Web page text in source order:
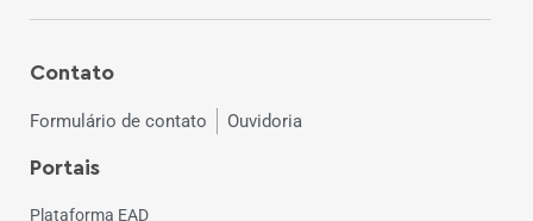
Contato
Formulário de contato Ouvidoria
Portais
Plataforma EAD